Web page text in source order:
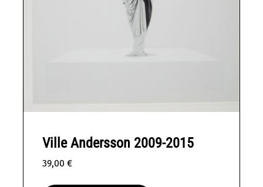
Ville Andersson 2009-2015
39,00 €